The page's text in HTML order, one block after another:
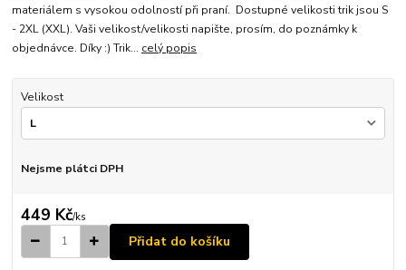
materiálem s vysokou odolností při praní. Dostupné velikosti trik jsou S
- 2XL (XXL). Vaši velikost/velikosti napište, prosím, do poznámky k
objednávce. Díky :) Trik... celý popis
Velikost
Nejsme plátci DPH
449 Kč/ks
Přidat do košíku